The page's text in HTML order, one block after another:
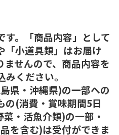
。「商品内容」として
「小道具類」はお届け
せんので、商品内容を
ください。
県・沖縄県)の一部への
の(消費・賞味期間5日
・活魚介類)の一部・
を含む)は受付ができま